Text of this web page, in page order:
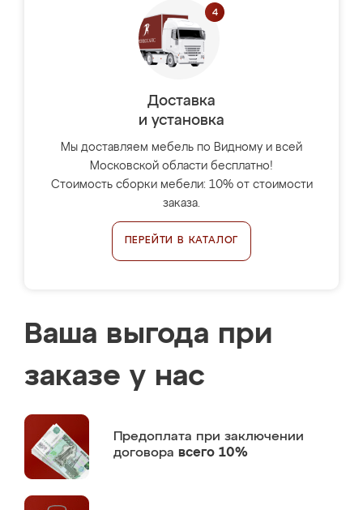
Доставка
и установка
Мы доставляем мебель по Видному и всей
Московской области бесплатно!
Стоимость сборки мебели: 10% от стоимости
заказа.
ПЕРЕЙТИ В КАТАЛОГ
Ваша выгода при
заказе у нас
Предоплата при заключении
договора всего 10%